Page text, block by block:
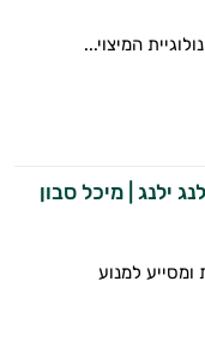
המיצוי...
ילנג | מיכל סבון
למנוע
הטבעית
למטרות
רכיבים